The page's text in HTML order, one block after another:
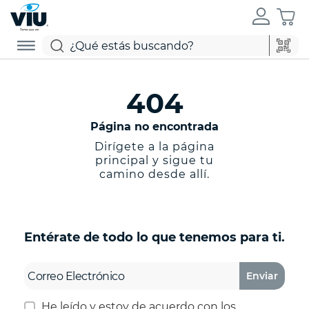
404
Página no encontrada
Dirígete a la página
principal y sigue tu
camino desde allí.
Entérate de todo lo que tenemos para ti.
Enviar